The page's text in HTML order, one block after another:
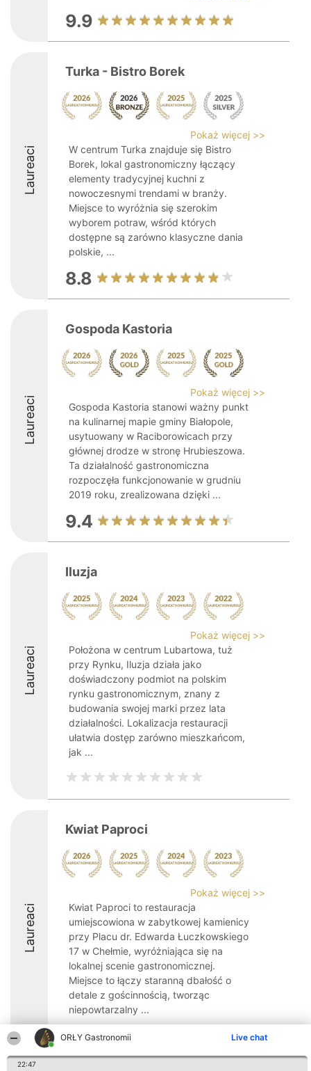
ORŁY Gastronomii Live chat
22:47
9.9
Laureaci
Turka - Bistro Borek
Pokaż więcej >>
W centrum Turka znajduje się Bistro
Borek, lokal gastronomiczny łączący
elementy tradycyjnej kuchni z
nowoczesnymi trendami w branży.
Miejsce to wyróżnia się szerokim
wyborem potraw, wśród których
dostępne są zarówno klasyczne dania
polskie, ...
8.8
Laureaci
Gospoda Kastoria
Pokaż więcej >>
Gospoda Kastoria stanowi ważny punkt
na kulinarnej mapie gminy Białopole,
usytuowany w Raciborowicach przy
głównej drodze w stronę Hrubieszowa.
Ta działalność gastronomiczna
rozpoczęła funkcjonowanie w grudniu
2019 roku, zrealizowana dzięki ...
9.4
Laureaci
Iluzja
Pokaż więcej >>
Położona w centrum Lubartowa, tuż
przy Rynku, Iluzja działa jako
doświadczony podmiot na polskim
rynku gastronomicznym, znany z
budowania swojej marki przez lata
działalności. Lokalizacja restauracji
ułatwia dostęp zarówno mieszkańcom,
jak ...
Laureaci
Kwiat Paproci
Pokaż więcej >>
Kwiat Paproci to restauracja
umiejscowiona w zabytkowej kamienicy
przy Placu dr. Edwarda Łuczkowskiego
17 w Chełmie, wyróżniająca się na
lokalnej scenie gastronomicznej.
Miejsce to łączy staranną dbałość o
detale z gościnnością, tworząc
niepowtarzalny ...
8.4